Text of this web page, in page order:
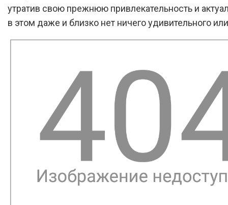
утратив свою прежнюю привлекательность и
в этом даже и близко нет ничего удивительного